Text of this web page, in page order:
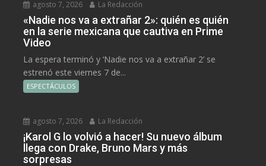
agosto 7, 2026 La Redacción
«Nadie nos va a extrañar 2»: quién es quién
en la serie mexicana que cautiva en Prime
Video
La espera terminó y ‘Nadie nos va a extrañar 2’ se
estrenó este viernes 7 de...
ESPECTÁCULOS
agosto 7, 2026 La Redacción
¡Karol G lo volvió a hacer! Su nuevo álbum
llega con Drake, Bruno Mars y más
sorpresas